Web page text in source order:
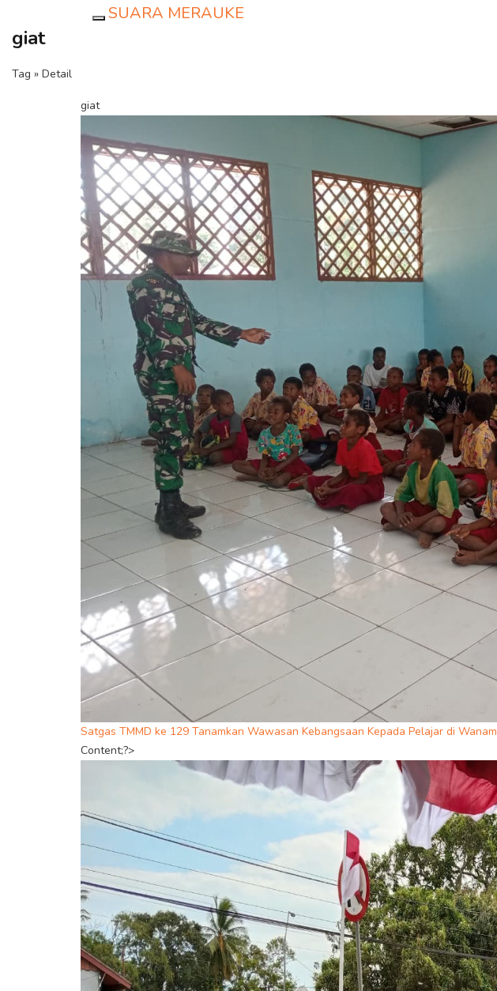
SUARA MERAUKE
giat
Tag » Detail
giat
Satgas TMMD ke 129 Tanamkan Wawasan Kebangsaan Kepada Pelajar di Wanam
Content;?>